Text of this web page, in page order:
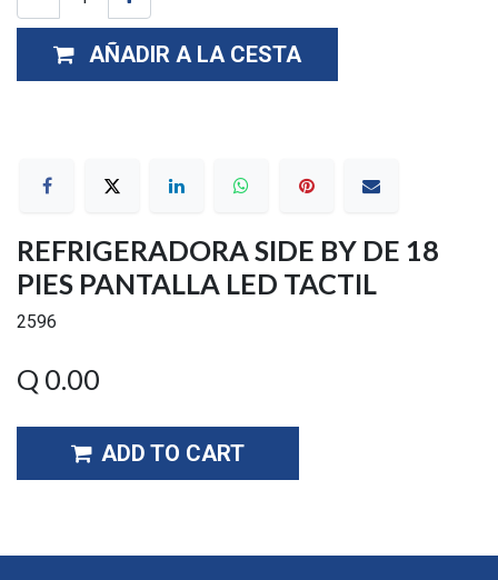
AÑADIR A LA CESTA
REFRIGERADORA SIDE BY DE 18
PIES PANTALLA LED TACTIL
2596
Q 0.00
ADD TO CART